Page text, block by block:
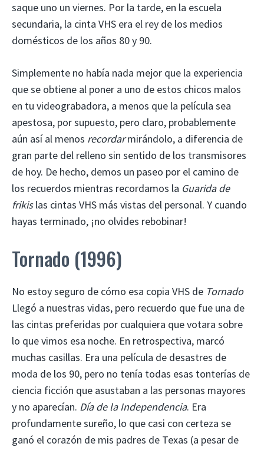
saque uno un viernes. Por la tarde, en la escuela
secundaria, la cinta VHS era el rey de los medios
domésticos de los años 80 y 90.
Simplemente no había nada mejor que la experiencia
que se obtiene al poner a uno de estos chicos malos
en tu videograbadora, a menos que la película sea
apestosa, por supuesto, pero claro, probablemente
aún así al menos recordarmirándolo, a diferencia de
gran parte del relleno sin sentido de los transmisores
de hoy. De hecho, demos un paseo por el camino de
los recuerdos mientras recordamos la Guarida de
frikislas cintas VHS más vistas del personal. Y cuando
hayas terminado, ¡no olvides rebobinar!
Tornado (1996)
No estoy seguro de cómo esa copia VHS de Tornado
Llegó a nuestras vidas, pero recuerdo que fue una de
las cintas preferidas por cualquiera que votara sobre
lo que vimos esa noche. En retrospectiva, marcó
muchas casillas. Era una película de desastres de
moda de los 90, pero no tenía todas esas tonterías de
ciencia ficción que asustaban a las personas mayores
y no aparecían. Día de la Independencia. Era
profundamente sureño, lo que casi con certeza se
ganó el corazón de mis padres de Texas (a pesar de